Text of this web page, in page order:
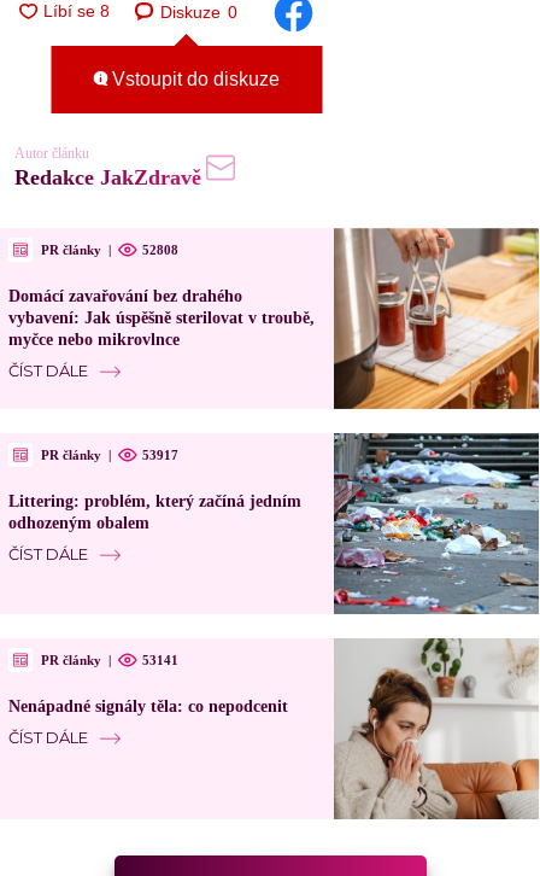
Diskuze 0
Vstoupit do diskuze
Autor článku
Redakce JakZdravě
PR články | 52808
Domácí zavařování bez drahého
vybavení: Jak úspěšně sterilovat v troubě,
myčce nebo mikrovlnce
ČÍST DÁLE
PR články | 53917
Littering: problém, který začíná jedním
odhozeným obalem
ČÍST DÁLE
PR články | 53141
Nenápadné signály těla: co nepodcenit
ČÍST DÁLE